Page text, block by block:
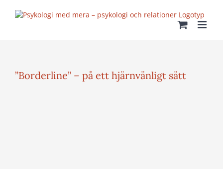
”Borderline” – på ett hjärnvänligt sätt